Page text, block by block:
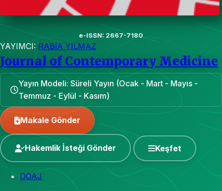
e-ISSN: 2667-7180
YAYIMCI: RABİA YILMAZ
Journal of Contemporary Medicine
Yayın Modeli: Süreli Yayın (Ocak - Mart - Mayıs -
Temmuz - Eylül - Kasım)
Makale Gönder
Hakemlik İsteği Gönder Keşfet
DOAJ